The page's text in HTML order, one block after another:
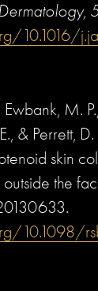
10.1016/
Ewbank, M.
& Perrett,
skin
the
10.1098/